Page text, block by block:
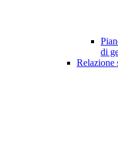
di
Relazione